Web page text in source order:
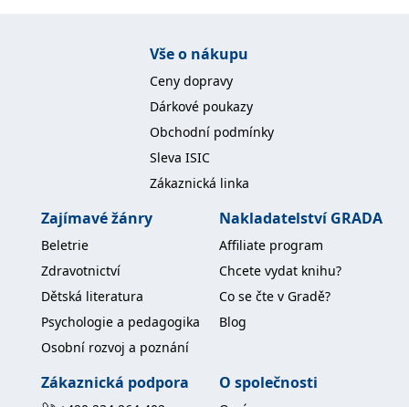
Vše o nákupu
Ceny dopravy
Dárkové poukazy
Obchodní podmínky
Sleva ISIC
Zákaznická linka
Zajímavé žánry
Beletrie
Zdravotnictví
Dětská literatura
Psychologie a pedagogika
Osobní rozvoj a poznání
Nakladatelství GRADA
Affiliate program
Chcete vydat knihu?
Co se čte v Gradě?
Blog
Zákaznická podpora O společnosti
Nezařazené soubory
Nezbytně nutné soubory cookie umožňují základní funkce webových
stránek, jako je přihlášení uživatele a správa účtu. Webové stránky nelze
bez nezbytně nutných souborů cookie správně používat.
Provider /
Doména
CookieScript
služba
Script.com k
předvoleb
soubory
Cookie-
Script.com